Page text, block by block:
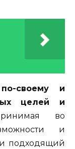
своему и
целей и
во
и
подходящий